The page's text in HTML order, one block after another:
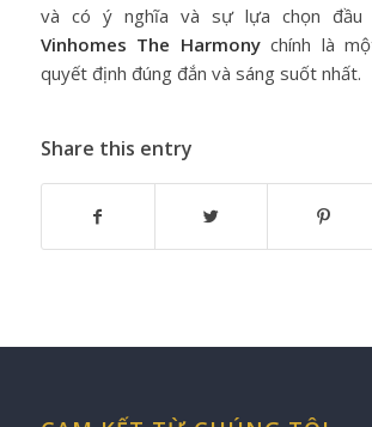
và có ý nghĩa và sự lựa chọn
Vinhomes The Harmonychính là
quyết định đúng đắn và sáng suốt nhất.
Share this entry